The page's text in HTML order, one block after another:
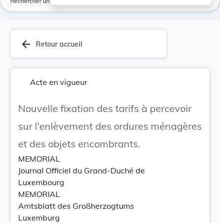
arrow_back Retour accueil
Acte en vigueur
Nouvelle fixation des tarifs à percevoir
sur l'enlèvement des ordures ménagères
et des objets encombrants.
MEMORIAL
Journal Officiel du Grand-Duché de
Luxembourg
MEMORIAL
Amtsblatt des Großherzogtums
Luxemburg